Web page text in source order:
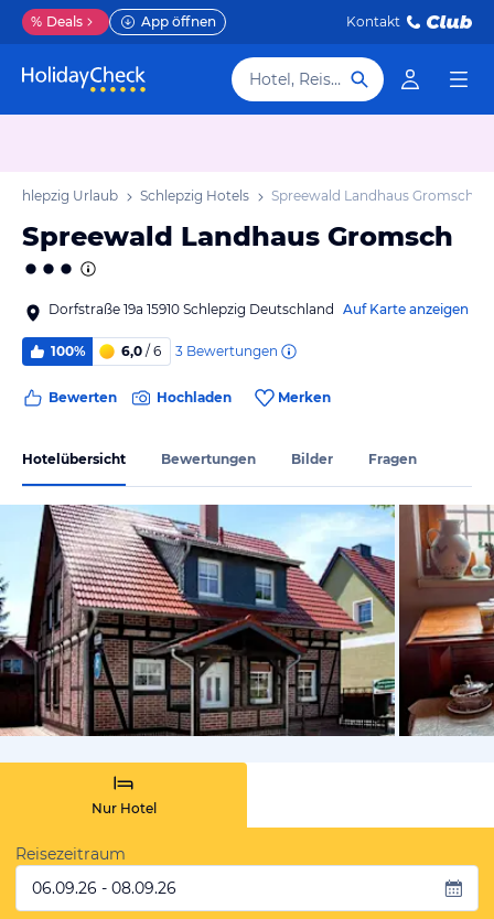
% Deals App öffnen Kontakt
Hotel, Reiseziel
Schlepzig Urlaub Schlepzig Hotels Spreewald Landhaus Gromsch
Spreewald Landhaus Gromsch
Dorfstraße 19a 15910 Schlepzig Deutschland Auf Karte anzeigen
100% 6,0 / 6 3 Bewertungen
Bewerten Hochladen Merken
Hotelübersicht Bewertungen Bilder Fragen
von
Nur Hotel
Reisezeitraum
06.09.26 - 08.09.26